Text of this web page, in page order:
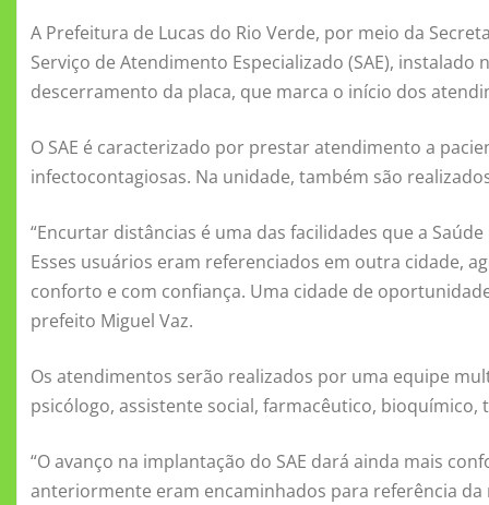
a
c
e
o
o
k
w
it
te
m
ai
l
h
at
s
p
p
e
ss
e
n
g
er
d
n
o
a
ss
ni
ki
ai
l
el
e
gr
m
h
a
re
A Prefeitura de Lucas do Rio Verde, por meio da
Serviço de Atendimento Especializado (SAE), instalado
descerramento da placa, que marca o início dos
O SAE é caracterizado por prestar atendimento a
infectocontagiosas. Na unidade, também são
“Encurtar distâncias é uma das facilidades que a
Esses usuários eram referenciados em outra cidade,
conforto e com confiança. Uma cidade de
prefeito Miguel Vaz.
Os atendimentos serão realizados por uma equipe
psicólogo, assistente social, farmacêutico,
“O avanço na implantação do SAE dará ainda mais
anteriormente eram encaminhados para referência